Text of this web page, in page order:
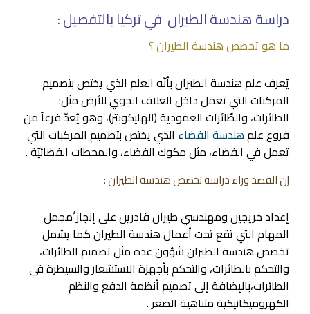
دراسة هندسة الطيران في تركيا بالتفصيل :
ما هو تخصص هندسة الطيران ؟
يُعرف علم هندسة الطيران بأنّه العلم الذي يختص بتصميم
المركبات التي تعمل داخل الغلاف الجوي للأرض مثل:
الطائرات، والطّائرات العمودية (الهليكوبتر)، وهو يُعدّ فرعاً من
فروع علمهندسة الفضاء الذي يختص بتصميم المركبات التي
تعمل في الفضاء، مثل مكوك الفضاء، والمحطات الفضائيّة .
إن القصد وراء دراسة تخصص هندسة الطيران :
إعداد خريجين ومهندسي طيران قادرين على إنجاز ُمجمل
المهام التي تقع تحت أعمال هندسة الطيران كما يشمل
تخصص هندسة الطيران شؤون عدة مثل تصميم الطائرات،
والتحكم بالطائرات، والتحكم بأجهزة الاستشعار والسيطرة في
الطائرات،بالإضافة إلى تصميم أنظمة الدفع والنظم
الكهروميكانيكية متناهية الصغر .